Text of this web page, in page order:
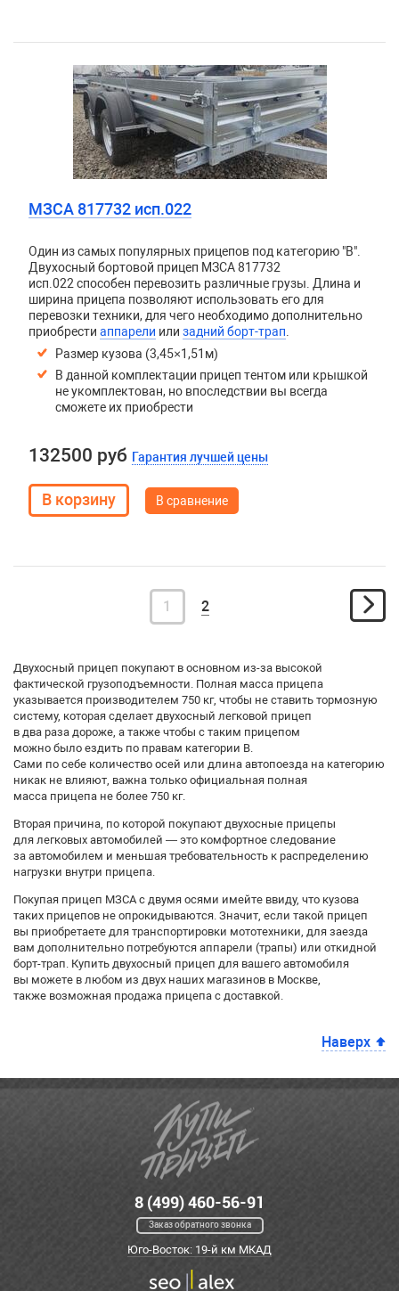
МЗСА 817732 исп.022
Один из самых популярных прицепов под категорию "В".
Двухосный бортовой прицеп МЗСА 817732
исп.022 способен перевозить различные грузы. Длина и
ширина прицепа позволяют использовать его для
перевозки техники, для чего необходимо дополнительно
приобрести аппарели или задний борт-трап
Размер кузова (3,45×1,51м)
В данной комплектации прицеп тентом или крышкой
не укомплектован, но впоследствии вы всегда
сможете их приобрести
132500 руб Гарантия лучшей цены
В сравнение
1 2
Двухосный прицеп покупают в основном из-за высокой
фактической грузоподъемности. Полная масса прицепа
указывается производителем 750 кг, чтобы не ставить тормозную
систему, которая сделает двухосный легковой прицеп
в два раза дороже, а также чтобы с таким прицепом
можно было ездить по правам категории B.
Сами по себе количество осей или длина автопоезда на категорию
никак не влияют, важна только официальная полная
масса прицепа не более 750 кг.
Вторая причина, по которой покупают двухосные прицепы
для легковых автомобилей — это комфортное следование
за автомобилем и меньшая требовательность к распределению
нагрузки внутри прицепа.
Покупая прицеп МЗСА с двумя осями имейте ввиду, что кузова
таких прицепов не опрокидываются. Значит, если такой прицеп
вы приобретаете для транспортировки мототехники, для заезда
вам дополнительно потребуются аппарели (трапы) или откидной
борт-трап. Купить двухосный прицеп для вашего автомобиля
вы можете в любом из двух наших магазинов в Москве,
также возможная продажа прицепа с доставкой.
Наверх
8 (499) 460-56-91
Заказ обратного звонка
Юго-Восток: 19-й км МКАД